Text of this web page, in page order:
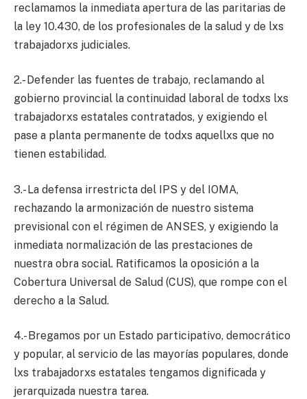
reclamamos la inmediata apertura de las paritarias de
la ley 10.430, de los profesionales de la salud y de lxs
trabajadorxs judiciales.
2.- Defender las fuentes de trabajo, reclamando al
gobierno provincial la continuidad laboral de todxs lxs
trabajadorxs estatales contratados, y exigiendo el
pase a planta permanente de todxs aquellxs que no
tienen estabilidad.
3.- La defensa irrestricta del IPS y del IOMA,
rechazando la armonización de nuestro sistema
previsional con el régimen de ANSES, y exigiendo la
inmediata normalización de las prestaciones de
nuestra obra social. Ratificamos la oposición a la
Cobertura Universal de Salud (CUS), que rompe con el
derecho a la Salud.
4.- Bregamos por un Estado participativo, democrático
y popular, al servicio de las mayorías populares, donde
lxs trabajadorxs estatales tengamos dignificada y
jerarquizada nuestra tarea.